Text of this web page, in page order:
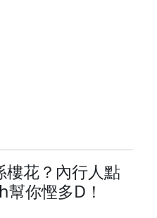
樓花？內行人點
你慳多D！